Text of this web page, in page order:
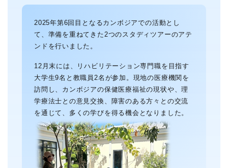
2025年第6回目となるカンボジアでの活動とし
て、準備を重ねてきた2つのスタディツアーのアテ
ンドを行いました。
12月末には、リハビリテーション専門職を目指す
大学生9名と教職員2名が参加。現地の医療機関を
訪問し、カンボジアの保健医療福祉の現状や、理
学療法士との意見交換、障害のある方々との交流
を通じて、多くの学びを得る機会となりました。